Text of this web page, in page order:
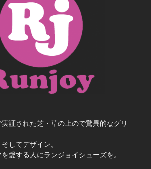
証された芝・草の上ので驚異的なグリ
してデザイン。
愛する人にランジョイシューズを。